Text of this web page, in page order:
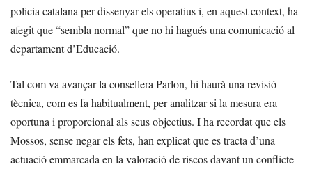
policia catalana per dissenyar els operatius i, en aquest context, ha
afegit que “sembla normal” que no hi hagués una comunicació al
departament d’Educació.
Tal com va avançar la consellera Parlon, hi haurà una revisió
tècnica, com es fa habitualment, per analitzar si la mesura era
oportuna i proporcional als seus objectius. I ha recordat que els
Mossos, sense negar els fets, han explicat que es tracta d’una
actuació emmarcada en la valoració de riscos davant un conflicte